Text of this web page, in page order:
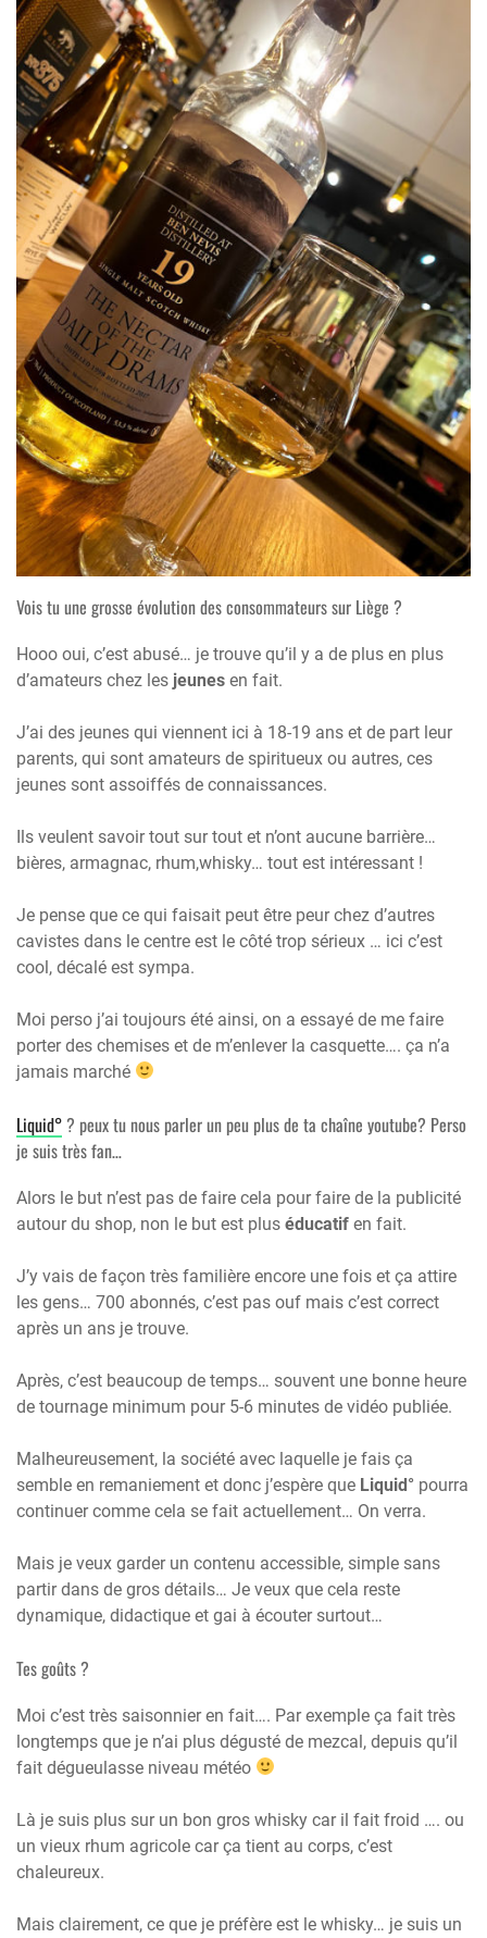
Vois tu une grosse évolution des consommateurs sur Liège ?
Hooo oui, c’est abusé… je trouve qu’il y a de plus en plus
d’amateurs chez les jeunes en fait.
J’ai des jeunes qui viennent ici à 18-19 ans et de part leur
parents, qui sont amateurs de spiritueux ou autres, ces
jeunes sont assoiffés de connaissances.
Ils veulent savoir tout sur tout et n’ont aucune barrière…
bières, armagnac, rhum,whisky… tout est intéressant !
Je pense que ce qui faisait peut être peur chez d’autres
cavistes dans le centre est le côté trop sérieux … ici c’est
cool, décalé est sympa.
Moi perso j’ai toujours été ainsi, on a essayé de me faire
porter des chemises et de m’enlever la casquette…. ça n’a
jamais marché
Liquid° ? peux tu nous parler un peu plus de ta chaîne youtube? Perso
je suis très fan…
Alors le but n’est pas de faire cela pour faire de la publicité
autour du shop, non le but est plus éducatif en fait.
J’y vais de façon très familière encore une fois et ça attire
les gens… 700 abonnés, c’est pas ouf mais c’est correct
après un ans je trouve.
Après, c’est beaucoup de temps… souvent une bonne heure
de tournage minimum pour 5-6 minutes de vidéo publiée.
Malheureusement, la société avec laquelle je fais ça
semble en remaniement et donc j’espère que Liquid° pourra
continuer comme cela se fait actuellement… On verra.
Mais je veux garder un contenu accessible, simple sans
partir dans de gros détails… Je veux que cela reste
dynamique, didactique et gai à écouter surtout…
Tes goûts ?
Moi c’est très saisonnier en fait…. Par exemple ça fait très
longtemps que je n’ai plus dégusté de mezcal, depuis qu’il
fait dégueulasse niveau météo
Là je suis plus sur un bon gros whisky car il fait froid …. ou
un vieux rhum agricole car ça tient au corps, c’est
chaleureux.
Mais clairement, ce que je préfère est le whisky… je suis un